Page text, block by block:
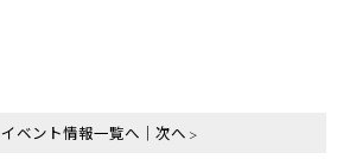
イベント情報一覧へ 次へ